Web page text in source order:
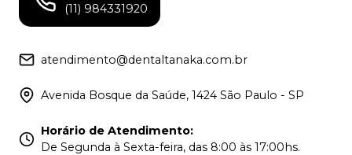
(11) 984331920
atendimento@dentaltanaka.com.br
Avenida Bosque da Saúde, 1424 São Paulo - SP
Horário de Atendimento:
De Segunda à Sexta-feira, das 8:00 às 17:00hs.